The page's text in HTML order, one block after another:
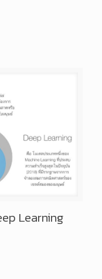
Learning